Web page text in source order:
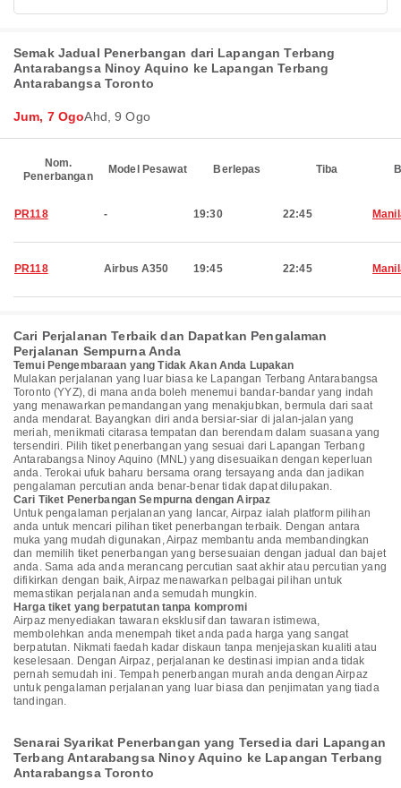
Semak Jadual Penerbangan dari Lapangan Terbang
Antarabangsa Ninoy Aquino ke Lapangan Terbang
Antarabangsa Toronto
Jum, 7 OgoAhd, 9 Ogo
Nom.
Penerbangan
Model Pesawat Berlepas Tiba
PR118 - 19:30 22:45
PR118 Airbus A350 19:45 22:45
Cari Perjalanan Terbaik dan Dapatkan Pengalaman
Perjalanan Sempurna Anda
Temui Pengembaraan yang Tidak Akan Anda Lupakan
Mulakan perjalanan yang luar biasa ke Lapangan Terbang Antarabangsa
Toronto (YYZ), di mana anda boleh menemui bandar-bandar yang indah
yang menawarkan pemandangan yang menakjubkan, bermula dari saat
anda mendarat. Bayangkan diri anda bersiar-siar di jalan-jalan yang
meriah, menikmati citarasa tempatan dan berendam dalam suasana yang
tersendiri. Pilih tiket penerbangan yang sesuai dari Lapangan Terbang
Antarabangsa Ninoy Aquino (MNL) yang disesuaikan dengan keperluan
anda. Terokai ufuk baharu bersama orang tersayang anda dan jadikan
pengalaman percutian anda benar-benar tidak dapat dilupakan.
Cari Tiket Penerbangan Sempurna dengan Airpaz
Untuk pengalaman perjalanan yang lancar, Airpaz ialah platform pilihan
anda untuk mencari pilihan tiket penerbangan terbaik. Dengan antara
muka yang mudah digunakan, Airpaz membantu anda membandingkan
dan memilih tiket penerbangan yang bersesuaian dengan jadual dan bajet
anda. Sama ada anda merancang percutian saat akhir atau percutian yang
difikirkan dengan baik, Airpaz menawarkan pelbagai pilihan untuk
memastikan perjalanan anda semudah mungkin.
Harga tiket yang berpatutan tanpa kompromi
Airpaz menyediakan tawaran eksklusif dan tawaran istimewa,
membolehkan anda menempah tiket anda pada harga yang sangat
berpatutan. Nikmati faedah kadar diskaun tanpa menjejaskan kualiti atau
keselesaan. Dengan Airpaz, perjalanan ke destinasi impian anda tidak
pernah semudah ini. Tempah penerbangan murah anda dengan Airpaz
untuk pengalaman perjalanan yang luar biasa dan penjimatan yang tiada
tandingan.
Senarai Syarikat Penerbangan yang Tersedia dari Lapangan
Terbang Antarabangsa Ninoy Aquino ke Lapangan Terbang
Antarabangsa Toronto